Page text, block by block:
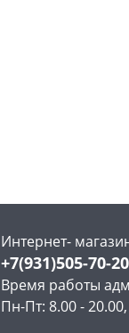
Интернет-
+7(931)505-70-20
Время работы
Пн-Пт: 8.00 -
раз в 2